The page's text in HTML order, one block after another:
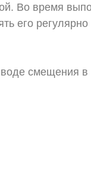
Во время
его
смещения в